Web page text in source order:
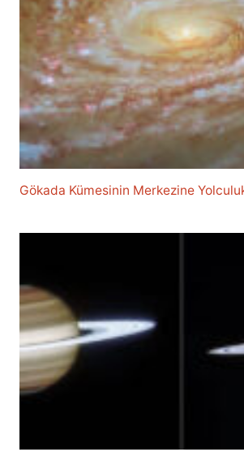
Gökada Kümesinin Merkezine